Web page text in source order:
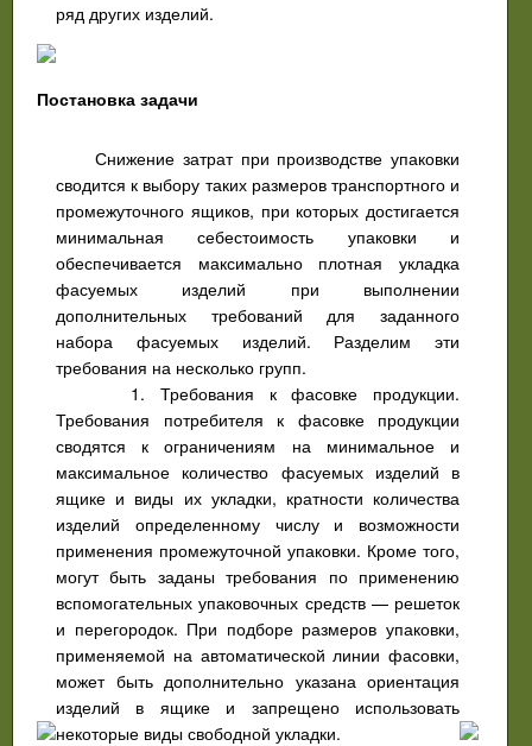
ряд других изделий.
Постановка задачи
Снижение затрат при производстве упаковки
сводится к выбору таких размеров транспортного и
промежуточного ящиков, при которых достигается
минимальная себестоимость упаковки и
обеспечивается максимально плотная укладка
фасуемых изделий при выполнении
дополнительных требований для заданного
набора фасуемых изделий. Разделим эти
требования на несколько групп.
1. Требования к фасовке продукции.
Требования потребителя к фасовке продукции
сводятся к ограничениям на минимальное и
максимальное количество фасуемых изделий в
ящике и виды их укладки, кратности количества
изделий определенному числу и возможности
применения промежуточной упаковки. Кроме того,
могут быть заданы требования по применению
вспомогательных упаковочных средств — решеток
и перегородок. При подборе размеров упаковки,
применяемой на автоматической линии фасовки,
может быть дополнительно указана ориентация
изделий в ящике и запрещено использовать
некоторые виды свободной укладки.